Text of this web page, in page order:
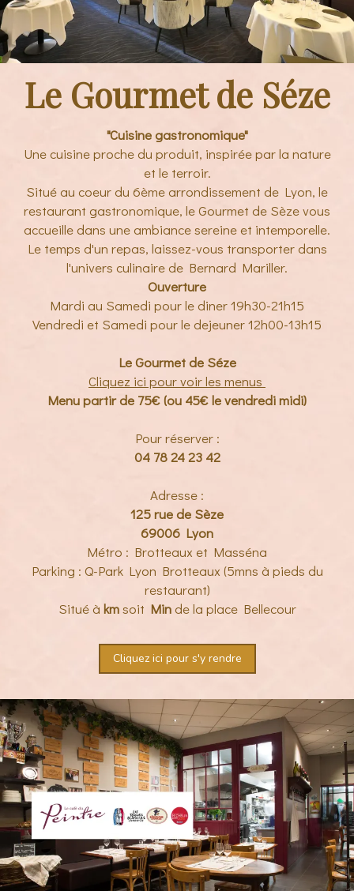
Le Gourmet de Séze
"Cuisine gastronomique"
Une cuisine proche du produit, inspirée par la nature
et le terroir.
Situé au coeur du 6ème arrondissement de Lyon, le
restaurant gastronomique, le Gourmet de Sèze vous
accueille dans une ambiance sereine et intemporelle.
Le temps d'un repas, laissez-vous transporter dans
l'univers culinaire de Bernard Mariller.
Ouverture
Mardi au Samedi pour le diner 19h30-21h15
Vendredi et Samedi pour le dejeuner 12h00-13h15
Le Gourmet de Séze
Cliquez ici pour voir les menus
Menu partir de 75€ (ou 45€ le vendredi midi)
Pour réserver :
04 78 24 23 42
Adresse :
125 rue de Sèze
69006 Lyon
Métro : Brotteaux et Masséna
Parking : Q-Park Lyon Brotteaux (5mns à pieds du
restaurant)
Situé à kmsoit Minde la place Bellecour
Cliquez ici pour s'y rendre